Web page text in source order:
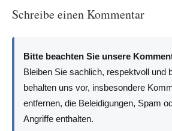
Schreibe einen Kommentar
Bitte beachten Sie unsere
Bleiben Sie sachlich, respektvoll und
behalten uns vor, insbesondere
entfernen, die Beleidigungen, Spam
Angriffe enthalten.